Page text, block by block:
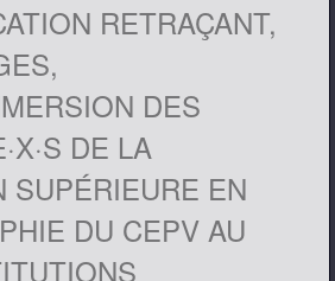
RETRAÇANT,
DES
DE LA
SUPÉRIEURE EN
DU CEPV AU